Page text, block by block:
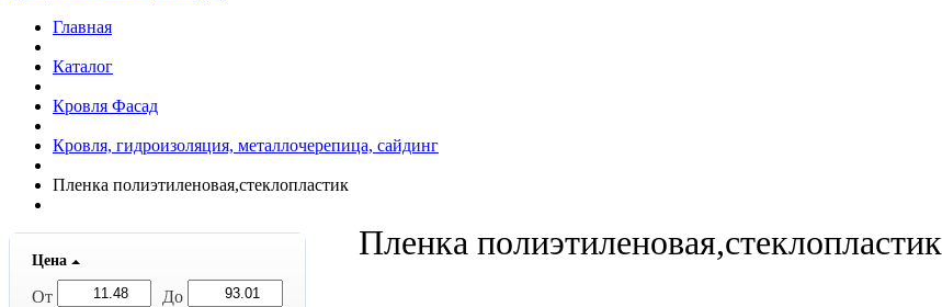
Главная
Каталог
Кровля Фасад
Кровля, гидроизоляция, металлочерепица, сайдинг
Пленка полиэтиленовая,стеклопластик
Цена
От До
Пленка полиэтиленовая,стеклопластик